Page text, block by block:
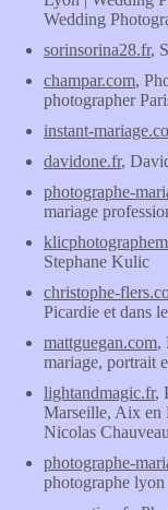
Wedding
sorinsorina28.fr,
champar.com,
photographer
instant-
davidone.fr,
photographe-
mariage
Stephane Kulic
christophe-
Picardie et dans
mattguegan.com,
mariage, portrait
lightandmagic.fr,
Marseille, Aix en
Nicolas Chauveau
photographe-
photographe lyon